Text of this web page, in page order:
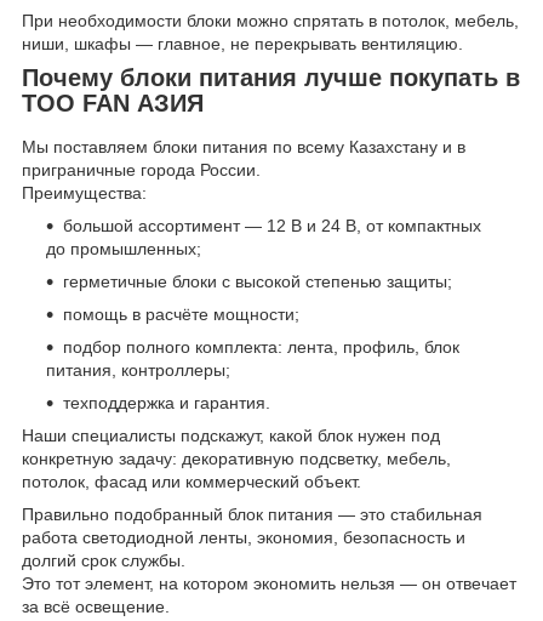
При необходимости блоки можно спрятать в потолок, мебель,
ниши, шкафы — главное, не перекрывать вентиляцию.
Почему блоки питания лучше покупать в
ТОО FAN АЗИЯ
Мы поставляем блоки питания по всему Казахстану и в
приграничные города России.
Преимущества:
большой ассортимент — 12 В и 24 В, от компактных
до промышленных;
герметичные блоки с высокой степенью защиты;
помощь в расчёте мощности;
подбор полного комплекта: лента, профиль, блок
питания, контроллеры;
техподдержка и гарантия.
Наши специалисты подскажут, какой блок нужен под
конкретную задачу: декоративную подсветку, мебель,
потолок, фасад или коммерческий объект.
Правильно подобранный блок питания — это стабильная
работа светодиодной ленты, экономия, безопасность и
долгий срок службы.
Это тот элемент, на котором экономить нельзя — он отвечает
за всё освещение.